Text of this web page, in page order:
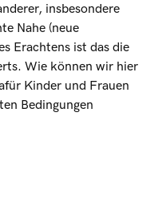
insbesondere
Nahe (neue
Erachtens ist das die
Wie können wir hier
Kinder und Frauen
Bedingungen